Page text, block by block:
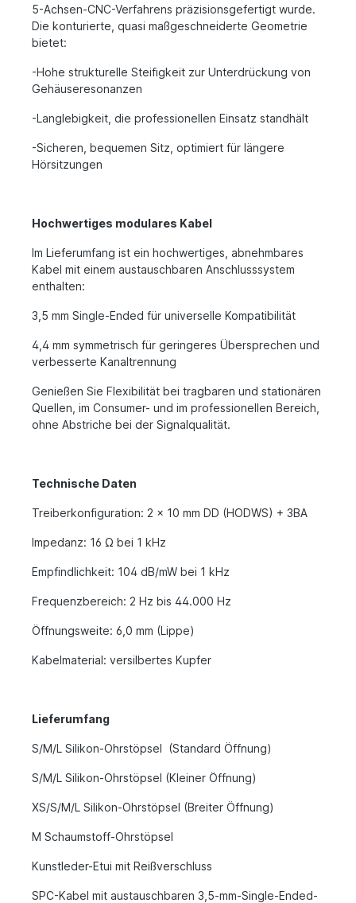
5-Achsen-CNC-Verfahrens präzisionsgefertigt wurde.
Die konturierte, quasi maßgeschneiderte Geometrie
bietet:
-Hohe strukturelle Steifigkeit zur Unterdrückung von
Gehäuseresonanzen
-Langlebigkeit, die professionellen Einsatz standhält
-Sicheren, bequemen Sitz, optimiert für längere
Hörsitzungen
Hochwertiges modulares Kabel
Im Lieferumfang ist ein hochwertiges, abnehmbares
Kabel mit einem austauschbaren Anschlusssystem
enthalten:
3,5 mm Single-Ended für universelle Kompatibilität
4,4 mm symmetrisch für geringeres Übersprechen und
verbesserte Kanaltrennung
Genießen Sie Flexibilität bei tragbaren und stationären
Quellen, im Consumer- und im professionellen Bereich,
ohne Abstriche bei der Signalqualität.
Technische Daten
Treiberkonfiguration: 2 x 10 mm DD (HODWS) + 3BA
Impedanz: 16 Ω bei 1 kHz
Empfindlichkeit: 104 dB/mW bei 1 kHz
Frequenzbereich: 2 Hz bis 44.000 Hz
Öffnungsweite: 6,0 mm (Lippe)
Kabelmaterial: versilbertes Kupfer
Lieferumfang
S/M/L Silikon-Ohrstöpsel (Standard Öffnung)
S/M/L Silikon-Ohrstöpsel (Kleiner Öffnung)
XS/S/M/L Silikon-Ohrstöpsel (Breiter Öffnung)
M Schaumstoff-Ohrstöpsel
Kunstleder-Etui mit Reißverschluss
SPC-Kabel mit austauschbaren 3,5-mm-Single-Ended-